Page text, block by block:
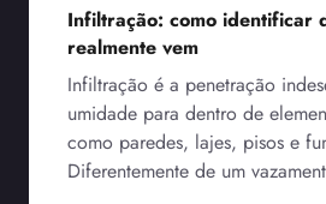
Infiltração: como identificar
realmente vem
Infiltração é a penetração
umidade para dentro de
como paredes, lajes, pisos e
Diferentemente de um